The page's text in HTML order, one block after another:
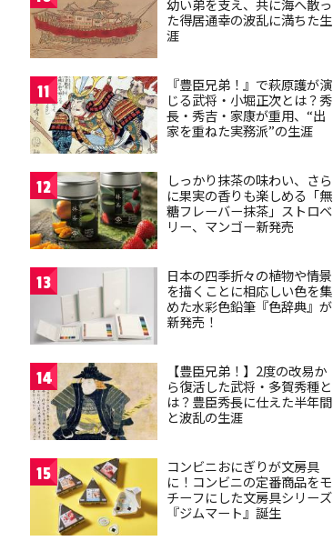
幼い弟を支え、共に海へ散っ
た得居通幸の波乱に満ちた生
涯
11
『豊臣兄弟！』で萩原護が演
じる武将・小堀正次とは？秀
長・秀吉・家康が重用、“出
家を重ねた実務派”の生涯
12
しっかり抹茶の味わい、さら
に果実の香りも楽しめる「無
糖フレーバー抹茶」ストロベ
リー、マンゴー新発売
13
日本の四季折々の植物や情景
を描くことに相応しい色を集
めた水彩色鉛筆『色辞典』が
新発売！
14
【豊臣兄弟！】2度の改易か
ら復活した武将・多賀秀種と
は？豊臣秀長に仕えた半年間
と波乱の生涯
15
コンビニおにぎりが文房具
に！コンビニの定番商品をモ
チーフにした文房具シリーズ
『ジムマート』誕生